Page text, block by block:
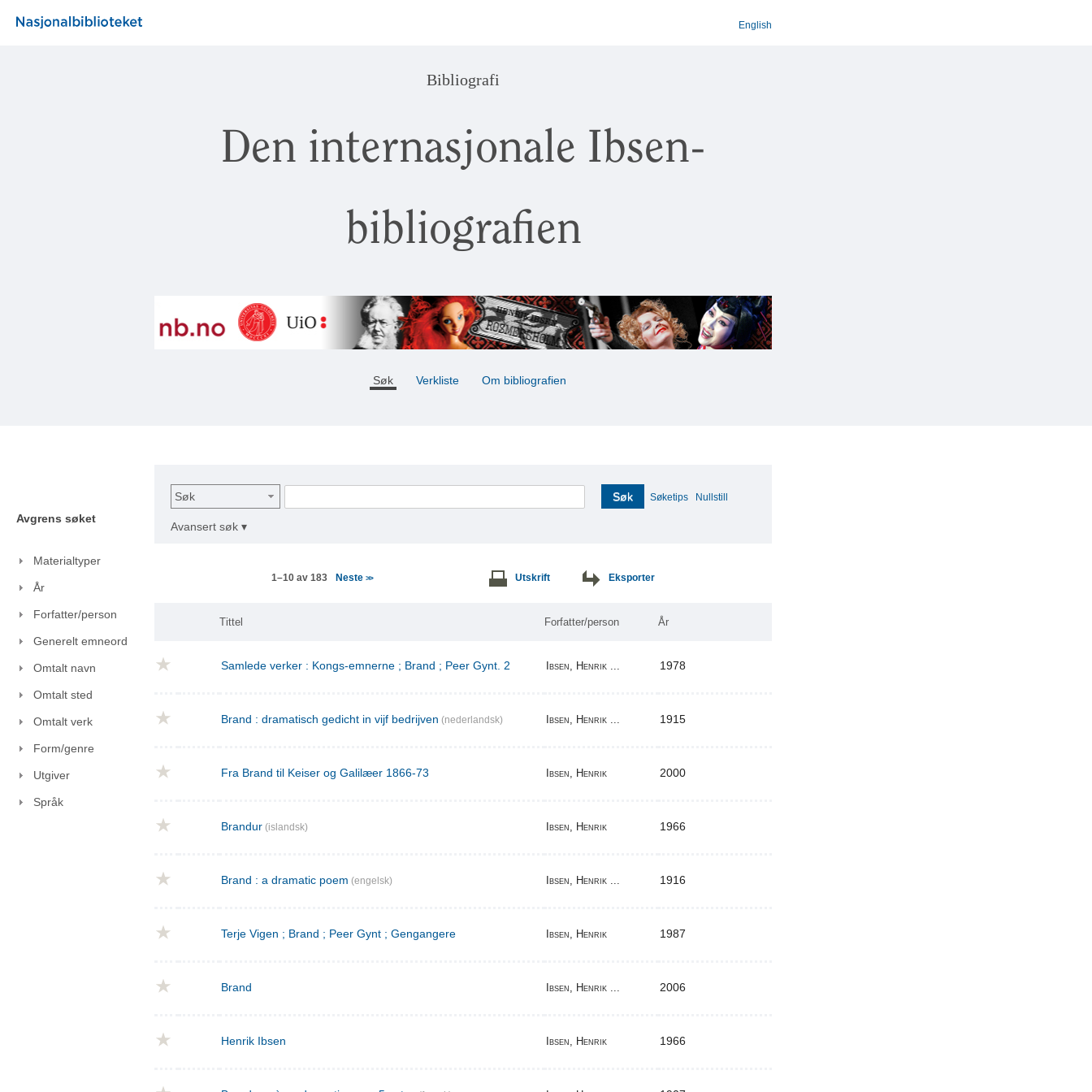
English
Bibliografi
Den internasjonale Ibsen-
bibliografien
Søk Verkliste Om bibliografien
Avgrens søket
Materialtyper
År
Forfatter/person
Generelt emneord
Omtalt navn
Omtalt sted
Omtalt verk
Form/genre
Utgiver
Språk
Søk Søk Søketips Nullstill
Avansert søk ▾
1–10 av 183 Neste >> Utskrift Eksporter
Tittel Forfatter/person År
Samlede verker : Kongs-emnerne ; Brand ; Peer Gynt. 2 Ibsen, Henrik ... 1978
Brand : dramatisch gedicht in vijf bedrijven (nederlandsk) Ibsen, Henrik ... 1915
Fra Brand til Keiser og Galilæer 1866-73 Ibsen, Henrik 2000
Brandur (islandsk) Ibsen, Henrik 1966
Brand : a dramatic poem (engelsk) Ibsen, Henrik ... 1916
Terje Vigen ; Brand ; Peer Gynt ; Gengangere Ibsen, Henrik 1987
Brand Ibsen, Henrik ... 2006
Henrik Ibsen Ibsen, Henrik 1966